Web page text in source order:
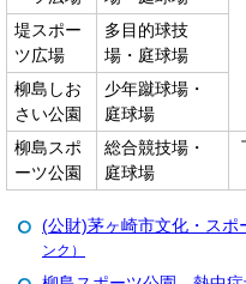
堤スポー
ツ広場
多目的球技
場・庭球場
柳島しお
さい公園
少年蹴球場・
庭球場
柳島スポ
ーツ公園
総合競技場・
庭球場
(公財)茅ヶ崎市文化・スポ
ンク）